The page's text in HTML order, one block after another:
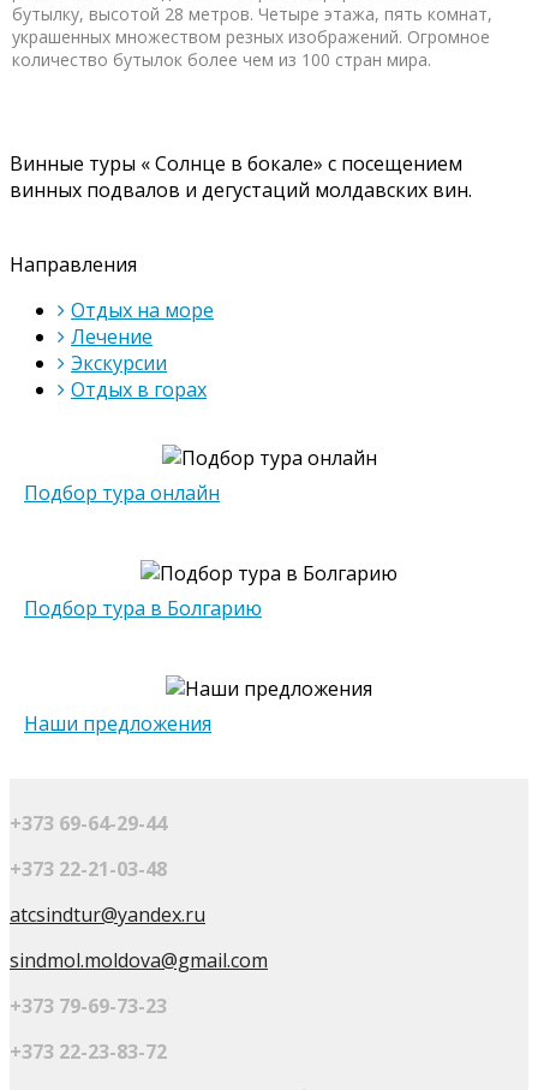
бутылку, высотой 28 метров. Четыре этажа, пять комнат,
украшенных множеством резных изображений. Огромное
количество бутылок более чем из 100 стран мира.
Винные туры « Солнце в бокале» с посещением
винных подвалов и дегустаций молдавских вин.
Направления
Отдых на море
Лечение
Экскурсии
Отдых в горах
Подбор тура онлайн
Подбор тура в Болгарию
Наши предложения
+373 69-64-29-44
+373 22-21-03-48
atcsindtur@yandex.ru
sindmol.moldova@gmail.com
+373 79-69-73-23
+373 22-23-83-72